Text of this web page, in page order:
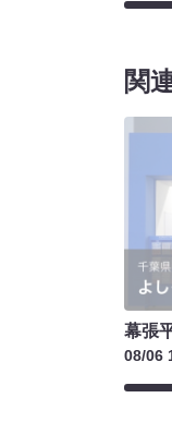
関
幕張
08/06